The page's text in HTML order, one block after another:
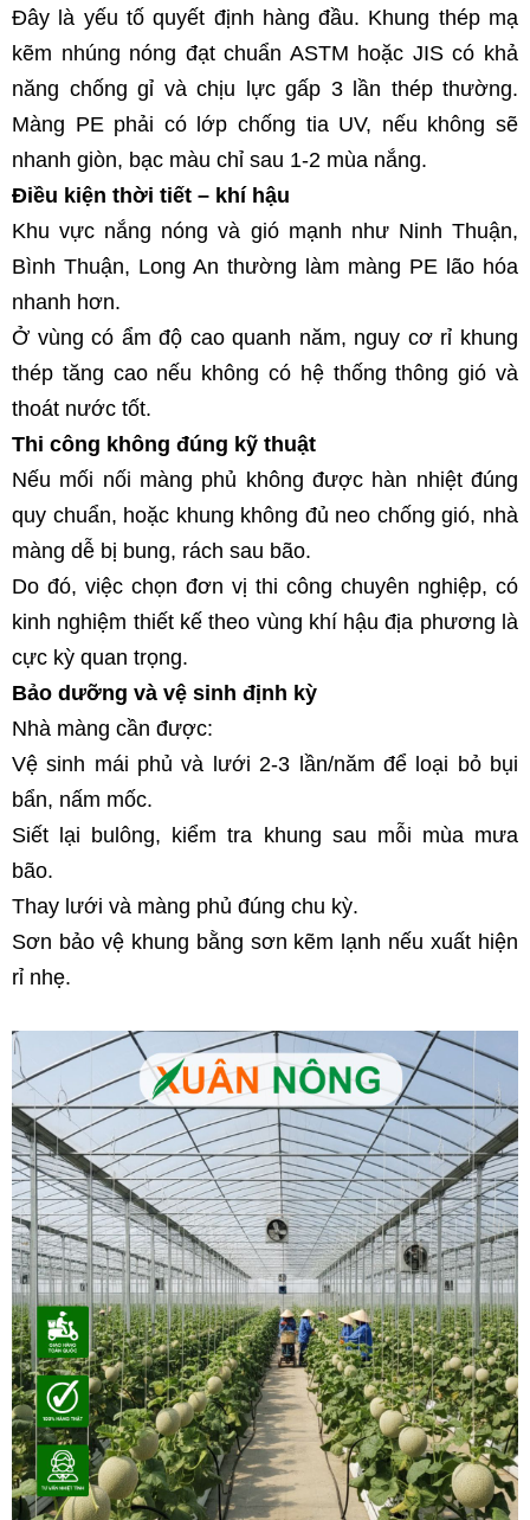
Đây là yếu tố quyết định hàng đầu. Khung thép mạ
kẽm nhúng nóng đạt chuẩn ASTM hoặc JIS có khả
năng chống gỉ và chịu lực gấp 3 lần thép thường.
Màng PE phải có lớp chống tia UV, nếu không sẽ
nhanh giòn, bạc màu chỉ sau 1-2 mùa nắng.
Điều kiện thời tiết – khí hậu
Khu vực nắng nóng và gió mạnh như Ninh Thuận,
Bình Thuận, Long An thường làm màng PE lão hóa
nhanh hơn.
Ở vùng có ẩm độ cao quanh năm, nguy cơ rỉ khung
thép tăng cao nếu không có hệ thống thông gió và
thoát nước tốt.
Thi công không đúng kỹ thuật
Nếu mối nối màng phủ không được hàn nhiệt đúng
quy chuẩn, hoặc khung không đủ neo chống gió, nhà
màng dễ bị bung, rách sau bão.
Do đó, việc chọn đơn vị thi công chuyên nghiệp, có
kinh nghiệm thiết kế theo vùng khí hậu địa phương là
cực kỳ quan trọng.
Bảo dưỡng và vệ sinh định kỳ
Nhà màng cần được:
Vệ sinh mái phủ và lưới 2-3 lần/năm để loại bỏ bụi
bẩn, nấm mốc.
Siết lại bulông, kiểm tra khung sau mỗi mùa mưa
bão.
Thay lưới và màng phủ đúng chu kỳ.
Sơn bảo vệ khung bằng sơn kẽm lạnh nếu xuất hiện
rỉ nhẹ.